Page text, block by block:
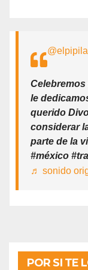
Celebremos
le
querido
considerar
parte de la
#méxico
♬ sonido
POR SI TE